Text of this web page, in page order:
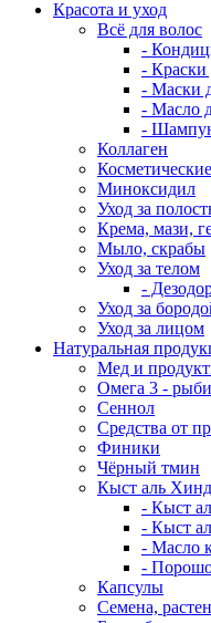
Красота и уход
Всё для волос
-
- Краски
- Маски
- Масло
-
Коллаген
Миноксидил
Уход за
Крема, мази,
Мыло, скрабы
Уход за телом
-
Уход за
Уход за лицом
Натуральная
Мед и
Омега 3 -
Сеннол
Средства от
Финики
Чёрный тмин
Кыст аль
- Кыст
- Кыст
- Масло
-
Капсулы
Семена,